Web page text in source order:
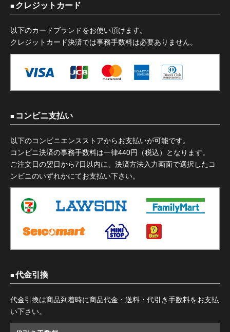
クレジットカード
以下のカードブランドをお使い頂けます。
クレジットカード決済では事務手数料は必要ありません。
コンビニ支払い
以下のコンビニエンスストアからお支払いが可能です。
コンビニ決済の事務手数料は一律440円（税込）となります。
ご注文日の翌日から7日以内に、決済方法入力画面で選択したコ
ンビニのいずれかにてお支払い下さい。
代金引換
代金引換は商品到着時に商品代金・送料・代引き手数料をお支払
い下さい。